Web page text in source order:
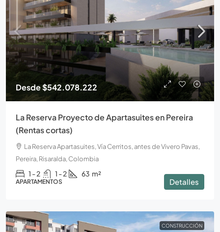
Desde$542.078.222
La Reserva Proyecto de Apartasuites en Pereira
(Rentas cortas)
La Reserva Apartasuites, Vía Cerritos, antes de Vivero Pavas,
Pereira, Risaralda, Colombia
1 - 2 1 - 2 63 m²
APARTAMENTOS Detalles
CONSTRUCCIÓN